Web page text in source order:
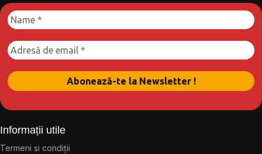
Informații utile
Termeni si condiții